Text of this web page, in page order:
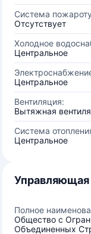
Система
Отсутствует
Холодное
Центральное
Центральное
Вентиляция:
Вытяжная
Система
Центральное
Полное
Общество с
Объединенных